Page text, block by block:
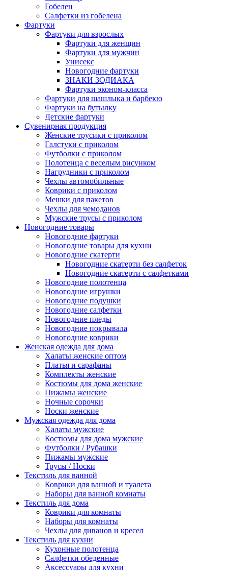
Гобелен
Салфетки из гобелена
Фартуки
Фартуки для взрослых
Фартуки для женщин
Фартуки для мужчин
Унисекс
Новогодние фартуки
ЗНАКИ ЗОДИАКА
Фартуки эконом-класса
Фартуки для шашлыка и барбекю
Фартуки на бутылку
Детские фартуки
Сувенирная продукция
Женские трусики с приколом
Галстуки с приколом
Футболки с приколом
Полотенца с веселым рисунком
Нагрудники с приколом
Чехлы автомобильные
Коврики с приколом
Мешки для пакетов
Чехлы для чемоданов
Мужские трусы с приколом
Новогодние товары
Новогодние фартуки
Новогодние товары для кухни
Новогодние скатерти
Новогодние скатерти без салфеток
Новогодние скатерти с салфетками
Новогодние полотенца
Новогодние игрушки
Новогодние подушки
Новогодние салфетки
Новогодние пледы
Новогодние покрывала
Новогодние коврики
Женская одежда для дома
Халаты женские оптом
Платья и сарафаны
Комплекты женские
Костюмы для дома женские
Пижамы женские
Ночные сорочки
Носки женские
Мужская одежда для дома
Халаты мужские
Костюмы для дома мужские
Футболки / Рубашки
Пижамы мужские
Трусы / Носки
Текстиль для ванной
Коврики для ванной и туалета
Наборы для ванной комнаты
Текстиль для дома
Коврики для комнаты
Наборы для комнаты
Чехлы для диванов и кресел
Текстиль для кухни
Кухонные полотенца
Салфетки обеденные
Аксессуары для кухни